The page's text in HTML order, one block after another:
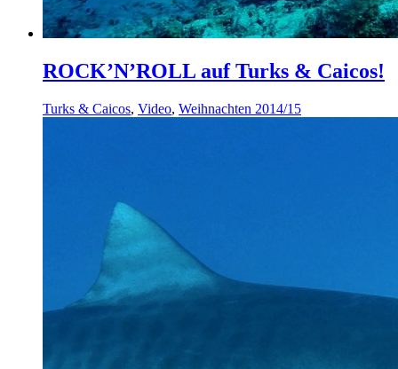
ROCK’N’ROLL auf Turks & Caicos!
Turks & Caicos, Video, Weihnachten 2014/15